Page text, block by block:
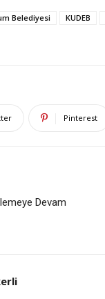
Belediyesi KUDEB
Pinterest
Devam